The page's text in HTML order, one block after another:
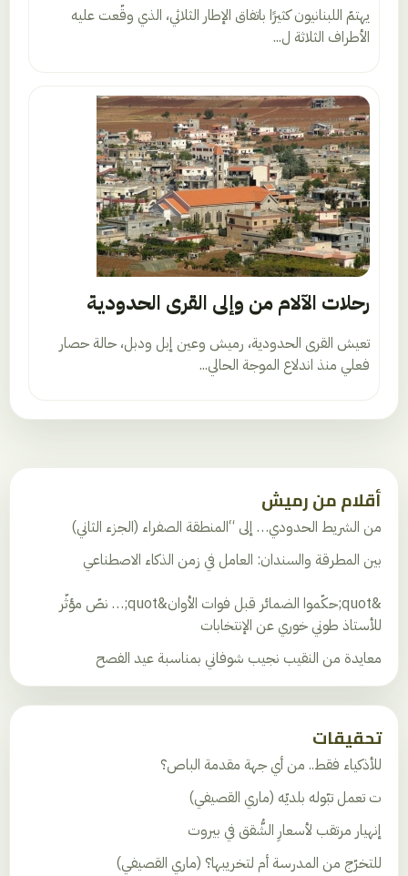
يهتمّ اللبنانيون كثيرًا باتفاق الإطار الثلاثي، الذي وقّعت عليه
الأطراف الثلاثة ل...
رحلات الآلام من وإلى القرى الحدودية
تعيش القرى الحدودية، رميش وعين إبل ودبل، حالة حصار
فعلي منذ اندلاع الموجة الحالي...
أقلام من رميش
من الشريط الحدودي… إلى “المنطقة الصفراء (الجزء الثاني)
بين المطرقة والسندان: العامل في زمن الذكاء الاصطناعي
&quot;حكّموا الضمائر قبل فوات الأوان&quot;… نصّ مؤثّر
للأستاذ طوني خوري عن الإنتخابات
معايدة من النقيب نجيب شوفاني بمناسبة عيد الفصح
تحقيقات
للأذكياء فقط.. من أي جهة مقدمة الباص؟
ت تعمل تبّوله بلديّه (ماري القصيفي)
إنهيار مرتقب لأسعارِ الشُّقق في بيروت
للتخرّج من المدرسة أم لتخريبها؟ (ماري القصيفي)